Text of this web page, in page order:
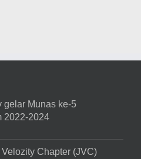
Di
gelar Munas ke-5
2022-2024
Chapter (JVC)